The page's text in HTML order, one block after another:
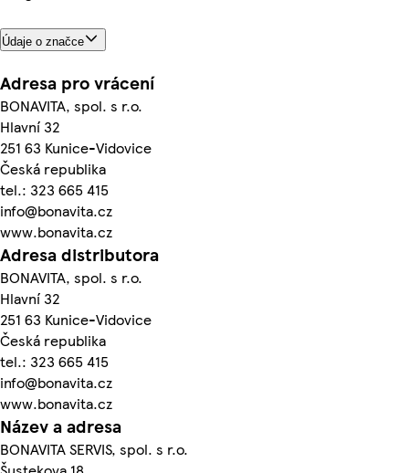
Údaje o značce
Adresa pro vrácení
BONAVITA, spol. s r.o.
Hlavní 32
251 63 Kunice-Vidovice
Česká republika
tel.: 323 665 415
info@bonavita.cz
www.bonavita.cz
Adresa distributora
BONAVITA, spol. s r.o.
Hlavní 32
251 63 Kunice-Vidovice
Česká republika
tel.: 323 665 415
info@bonavita.cz
www.bonavita.cz
Název a adresa
BONAVITA SERVIS, spol. s r.o.